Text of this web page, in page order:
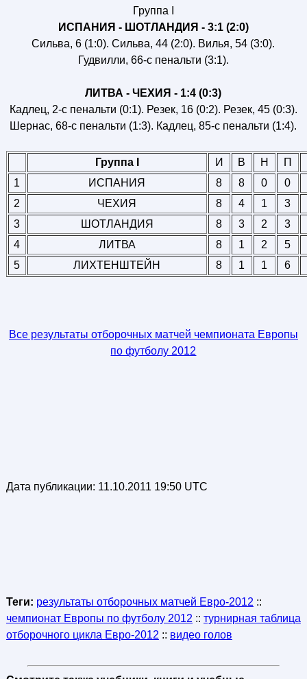
Группа I
ИСПАНИЯ - ШОТЛАНДИЯ - 3:1 (2:0)
Сильва, 6 (1:0). Сильва, 44 (2:0). Вилья, 54 (3:0).
Гудвилли, 66-с пенальти (3:1).
ЛИТВА - ЧЕХИЯ - 1:4 (0:3)
Кадлец, 2-с пенальти (0:1). Резек, 16 (0:2). Резек, 45 (0:3).
Шернас, 68-с пенальти (1:3). Кадлец, 85-с пенальти (1:4).
Группа I И В Н
П
1
ИСПАНИЯ 8 8 0
0
2
ЧЕХИЯ 8 4 1
3
3
ШОТЛАНДИЯ 8 3 2
3
4
ЛИТВА 8 1 2
5
5
ЛИХТЕНШТЕЙН 8 1 1 6
Все результаты отборочных матчей чемпионата Европы
по футболу 2012
Дата публикации: 11.10.2011 19:50 UTC
Теги: результаты отборочных матчей Евро-2012 ::
чемпионат Европы по футболу 2012 :: турнирная таблица
отборочного цикла Евро-2012 :: видео голов